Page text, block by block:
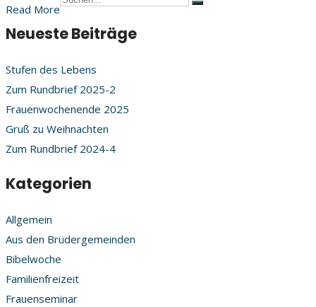
Read More
Neueste Beiträge
Stufen des Lebens
Zum Rundbrief 2025-2
Frauenwochenende 2025
Gruß zu Weihnachten
Zum Rundbrief 2024-4
Kategorien
Allgemein
Aus den Brüdergemeinden
Bibelwoche
Familienfreizeit
Frauenseminar